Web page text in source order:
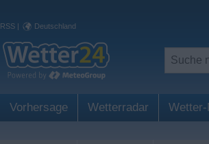
RSS | Deutschland
Vorhersage Wetterradar Wetter-